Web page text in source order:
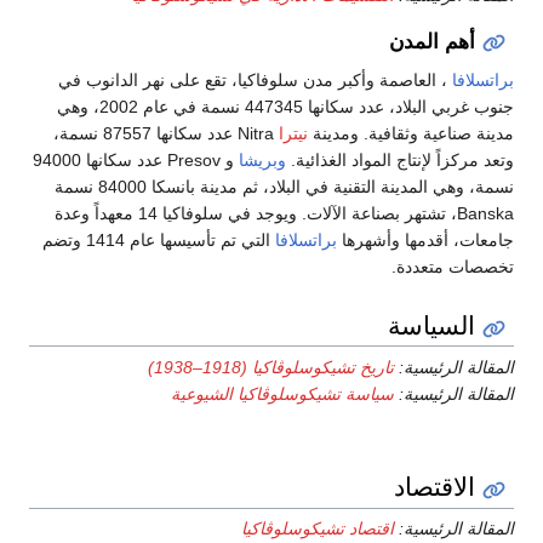
أهم المدن
براتسلافا ، العاصمة وأكبر مدن سلوفاكيا، تقع على نهر الدانوب في
جنوب غربي البلاد، عدد سكانها 447345 نسمة في عام 2002، وهي
مدينة صناعية وثقافية. ومدينة نيترا
Nitra عدد سكانها 87557 نسمة،
وتعد مركزاً لإنتاج المواد الغذائية. وبريشا
و Presov عدد سكانها 94000
نسمة، وهي المدينة التقنية في البلاد، ثم مدينة بانسكا 84000 نسمة
Banska، تشتهر بصناعة الآلات. ويوجد في سلوفاكيا 14 معهداً وعدة
جامعات، أقدمها وأشهرها براتسلافا
التي تم تأسيسها عام 1414 وتضم
تخصصات متعددة.
السياسة
المقالة الرئيسية:تاريخ تشيكوسلوڤاكيا (1918–1938)
المقالة الرئيسية: سياسة تشيكوسلوڤاكيا الشيوعية
الاقتصاد
المقالة الرئيسية:اقتصاد تشيكوسلوڤاكيا